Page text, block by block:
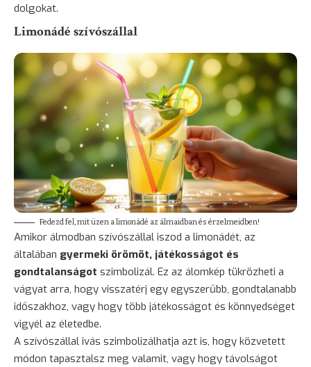
dolgokat.
Limonádé szívószállal
Fedezd fel, mit üzen a limonádé az álmaidban és érzelmeidben!
Amikor álmodban szívószállal iszod a limonádét, az
általában gyermeki örömöt, játékosságot és
gondtalanságot szimbolizál. Ez az álomkép tükrözheti a
vágyat arra, hogy visszatérj egy egyszerűbb, gondtalanabb
időszakhoz, vagy hogy több játékosságot és könnyedséget
vigyél az életedbe.
A szívószállal ivás szimbolizálhatja azt is, hogy közvetett
módon tapasztalsz meg valamit, vagy hogy távolságot